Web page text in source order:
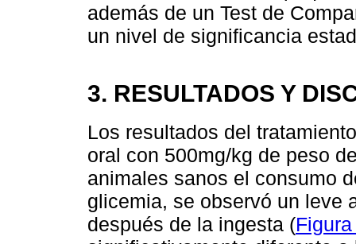
además de un Test de
un nivel de significancia
3. RESULTADOS Y
Los resultados del
oral con 500mg/kg de peso
animales sanos el consumo
glicemia, se observó un leve
después de la ingesta (